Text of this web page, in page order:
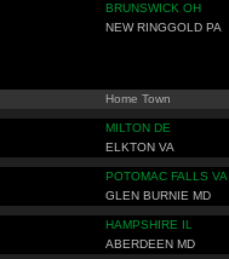
BRUNSWICK OH
NEW RINGGOLD PA
Home Town
MILTON DE
ELKTON VA
POTOMAC FALLS VA
GLEN BURNIE MD
HAMPSHIRE IL
ABERDEEN MD